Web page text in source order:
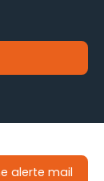
Gestion locative
alerte mail